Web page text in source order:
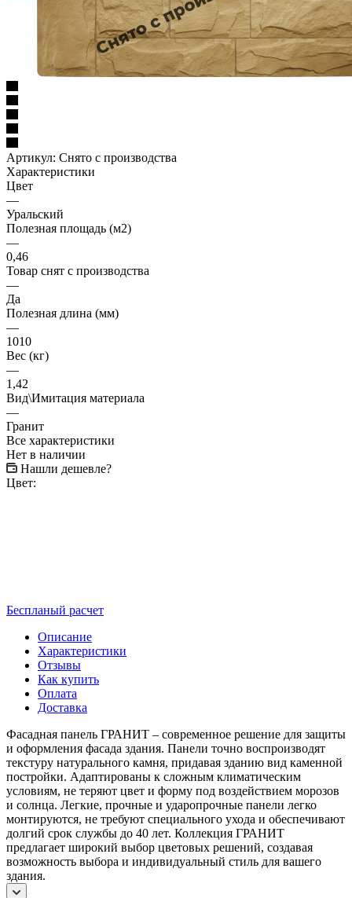
Артикул: Снято с производства
Характеристики
Цвет
—
Уральский
Полезная площадь (м2)
—
0,46
Товар снят с производства
—
Да
Полезная длина (мм)
—
1010
Вес (кг)
—
1,42
Вид\Имитация материала
—
Гранит
Все характеристики
Нет в наличии
Нашли дешевле?
Цвет:
Беспланый расчет
Описание
Характеристики
Отзывы
Как купить
Оплата
Доставка
Фасадная панель ГРАНИТ – современное решение для защиты
и оформления фасада здания. Панели точно воспроизводят
текстуру натурального камня, придавая зданию вид каменной
постройки. Адаптированы к сложным климатическим
условиям, не теряют цвет и форму под воздействием морозов
и солнца. Легкие, прочные и ударопрочные панели легко
монтируются, не требуют специального ухода и обеспечивают
долгий срок службы до 40 лет. Коллекция ГРАНИТ
предлагает широкий выбор цветовых решений, создавая
возможность выбора и индивидуальный стиль для вашего
здания.